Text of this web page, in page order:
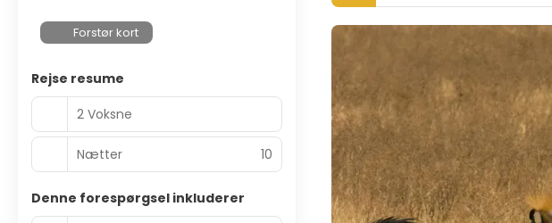
Forstør kort
Rejse resume
2 Voksne
Nætter 10
Denne forespørgsel inkluderer